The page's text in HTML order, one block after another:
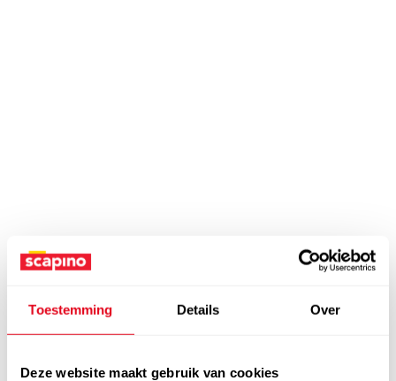
Toestemming Details Over
Deze website maakt gebruik van cookies